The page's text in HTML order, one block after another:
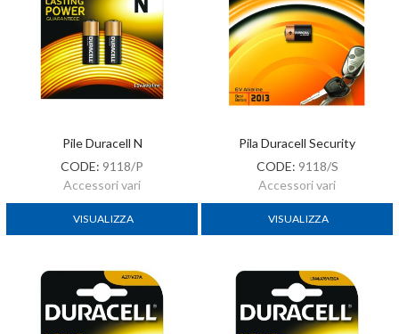
Pile Duracell N
CODE: 9118/P
Accessori vari
VISUALIZZA
Pila Duracell Security
CODE: 9118/S
Accessori vari
VISUALIZZA